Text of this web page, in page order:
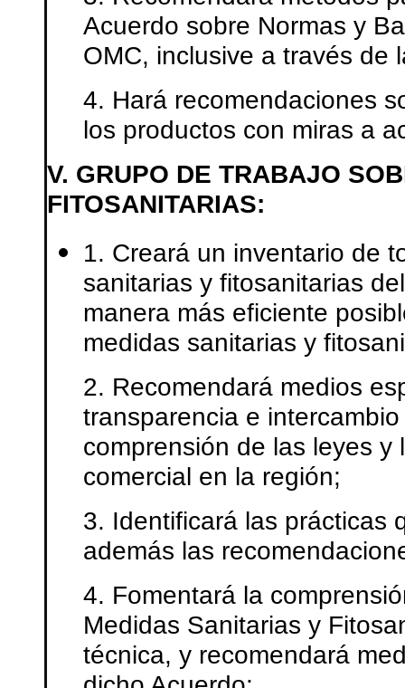
Acuerdo sobre Normas y
OMC, inclusive a través de
4. Hará recomendaciones
los productos con miras a
V. GRUPO DE TRABAJO
FITOSANITARIAS:
1. Creará un inventario de
sanitarias y fitosanitarias
manera más eficiente
medidas sanitarias y
2. Recomendará medios
transparencia e
comprensión de las leyes
comercial en la región;
3. Identificará las prácticas
además las
4. Fomentará la
Medidas Sanitarias y
técnica, y recomendará